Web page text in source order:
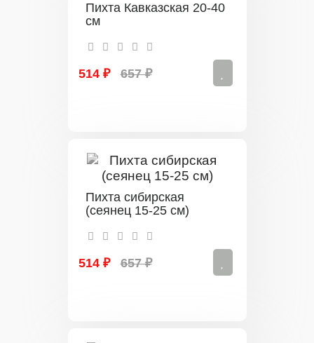
Пихта Кавказская 20-40
см
514 ₽ 657 ₽
Пихта сибирская
(сеянец 15-25 см)
514 ₽ 657 ₽